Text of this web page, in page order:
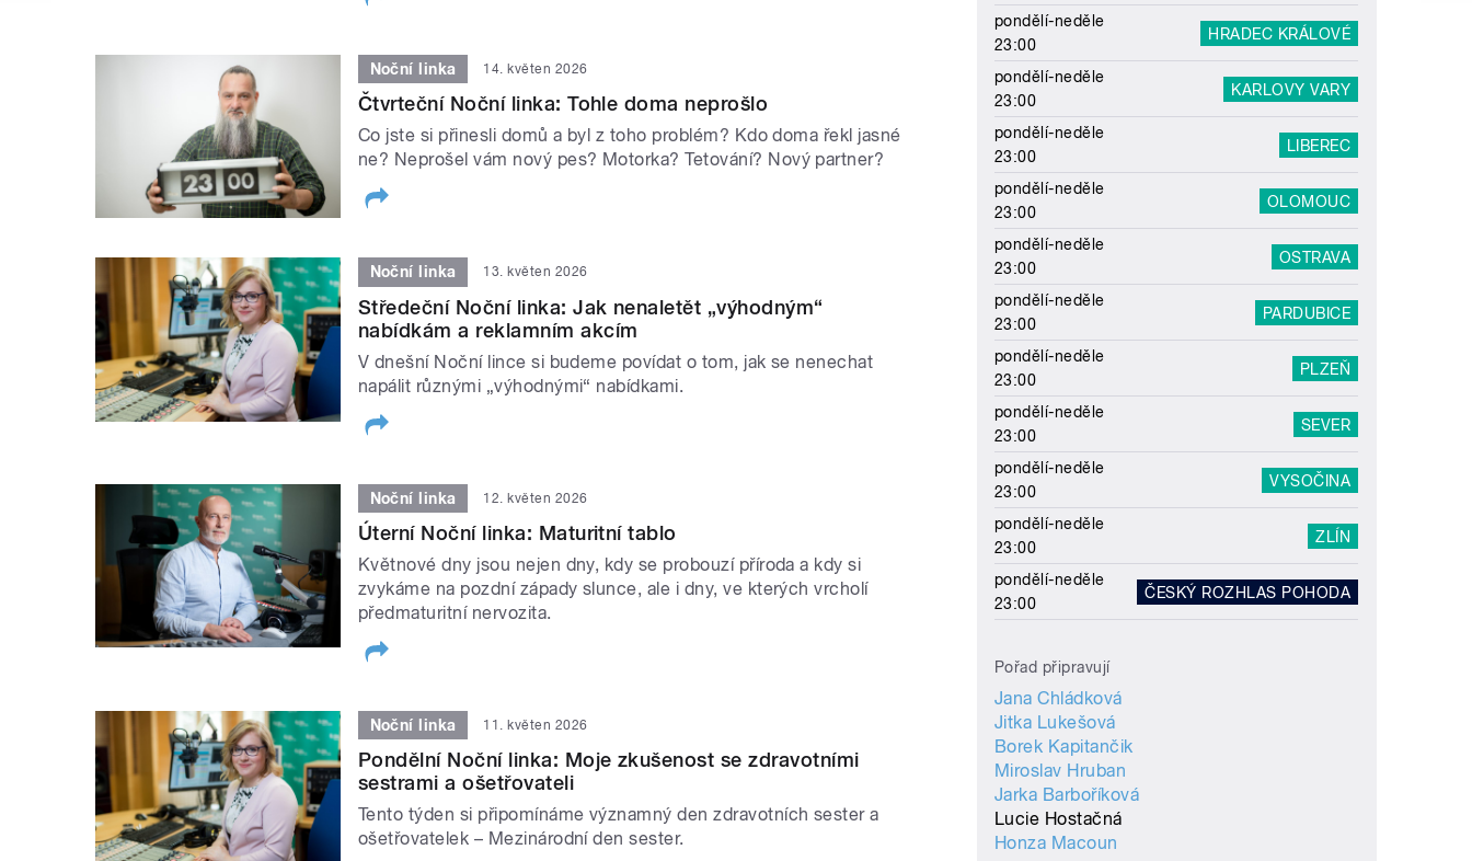
Noční linka 14. květen 2026
Čtvrteční Noční linka: Tohle doma neprošlo
Co jste si přinesli domů a byl z toho problém? Kdo doma řekl jasné
ne? Neprošel vám nový pes? Motorka? Tetování? Nový partner?
Noční linka 13. květen 2026
Středeční Noční linka: Jak nenaletět „výhodným“
nabídkám a reklamním akcím
V dnešní Noční lince si budeme povídat o tom, jak se nenechat
napálit různými „výhodnými“ nabídkami.
Noční linka 12. květen 2026
Úterní Noční linka: Maturitní tablo
Květnové dny jsou nejen dny, kdy se probouzí příroda a kdy si
zvykáme na pozdní západy slunce, ale i dny, ve kterých vrcholí
předmaturitní nervozita.
Noční linka 11. květen 2026
Pondělní Noční linka: Moje zkušenost se zdravotními
sestrami a ošetřovateli
Tento týden si připomínáme významný den zdravotních sester a
ošetřovatelek – Mezinárodní den sester.
pondělí-neděle
23:00
HRADEC KRÁLOVÉ
pondělí-neděle
23:00
KARLOVY VARY
pondělí-neděle
23:00
LIBEREC
pondělí-neděle
23:00
OLOMOUC
pondělí-neděle
23:00
OSTRAVA
pondělí-neděle
23:00
PARDUBICE
pondělí-neděle
23:00
PLZEŇ
pondělí-neděle
23:00
SEVER
pondělí-neděle
23:00
VYSOČINA
pondělí-neděle
23:00
ZLÍN
pondělí-neděle
23:00
ČESKÝ ROZHLAS POHODA
Pořad připravují
Jana Chládková
Jitka Lukešová
Borek Kapitančik
Miroslav Hruban
Jarka Barboříková
Lucie Hostačná
Honza Macoun